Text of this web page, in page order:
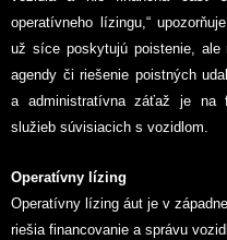
operatívneho lízingu,“
už síce poskytujú poistenie, ale
agendy či riešenie poistných
a administratívna záťaž je na
služieb súvisiacich s vozidlom.
Operatívny lízing
Operatívny lízing áut je v
riešia financovanie a správu